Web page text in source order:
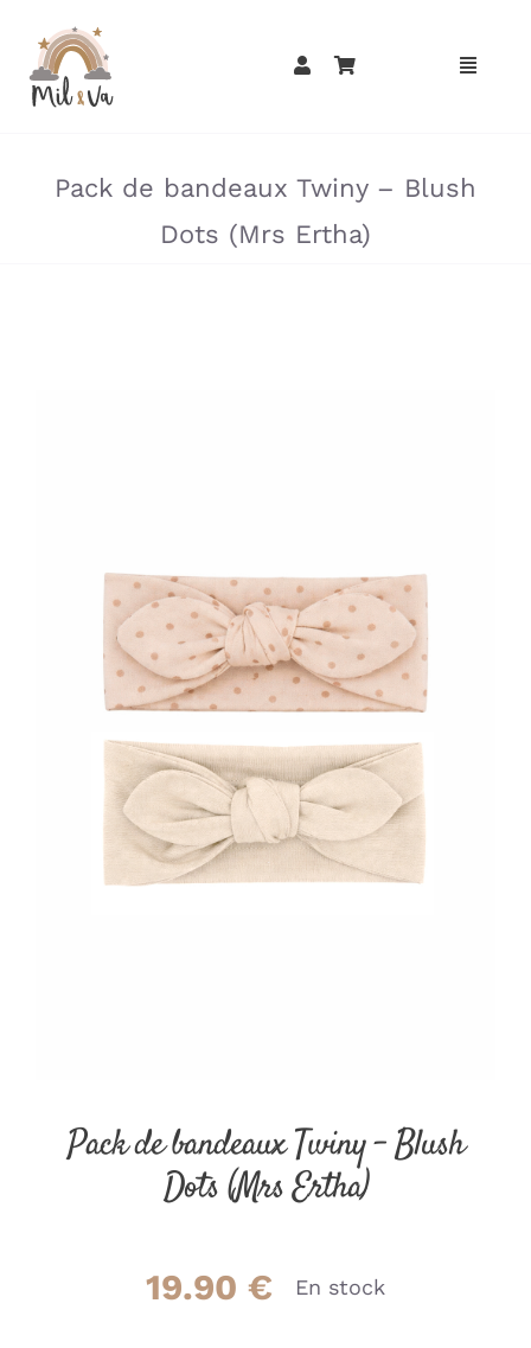
contenu
Pack de bandeaux Twiny – Blush
Dots (Mrs Ertha)
Pack de bandeaux Twiny – Blush
Dots (Mrs Ertha)
19.90€ En stock